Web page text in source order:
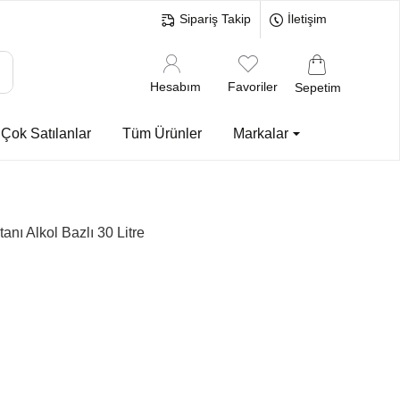
Sipariş Takip İletişim
Hesabım Favoriler Sepetim
Çok Satılanlar Tüm Ürünler Markalar
Alkol Bazlı 30 Litre